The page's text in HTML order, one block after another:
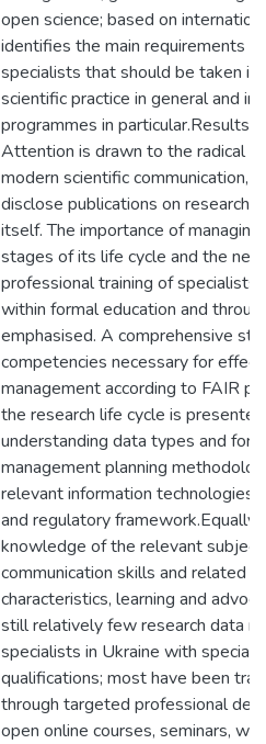
open science; based on
identifies the main requirements
specialists that should be taken
scientific practice in general and in
programmes in particular.Results
Attention is drawn to the radical
modern scientific communication,
disclose publications on research
itself. The importance of
stages of its life cycle and the
professional training of specialists
within formal education and
emphasised. A comprehensive
competencies necessary for
management according to FAIR
the research life cycle is
understanding data types and
management planning
relevant information technologies,
and regulatory framework.Equally
knowledge of the relevant subject
communication skills and related
characteristics, learning and
still relatively few research data
specialists in Ukraine with
qualifications; most have been
through targeted professional
open online courses, seminars,